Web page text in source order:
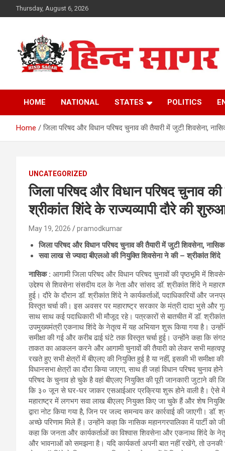
to
Thursday, August 6, 2026
Hind Sagar
HOME NATIONAL STATES POLITICS
Home जिला परिषद और विधान परिषद चुनाव की तैयारी में जुटी शिवसेना,
UNCATEGORIZED
जिला परिषद और विधान परिषद चुनाव
श्रीकांत शिंदे के राज्यव्यापी दौरे की
May 19, 2026 pramodkumar
जिला परिषद और विधान परिषद चुनाव की तैयारी में जुटी शिवसेना,
सवा लाख से ज्यादा बीएलओ की नियुक्ति शिवसेना ने की – श्रीकांत शिंदे
नासिक : आगामी जिला परिषद और विधान परिषद चुनावों की पृष्ठभूमि में
उद्देश्य से शिवसेना संसदीय दल के नेता और सांसद डॉ. श्रीकांत शिंदे ने
हुई। दौरे के दौरान डॉ. श्रीकांत शिंदे ने कार्यकर्ताओं, पदाधिकारियों और
विस्तृत चर्चा की। इस अवसर पर महाराष्ट्र सरकार के मंत्री दादा भुसे और
साथ साथ कई पदाधिकारी भी मौजूद रहे। पत्रकारों से बातचीत में डॉ.
उपमुख्यमंत्री एकनाथ शिंदे के नेतृत्व में यह अभियान शुरू किया गया है।
समीक्षा की गई और करीब ढाई घंटे तक विस्तृत चर्चा हुई। उन्होंने कहा कि
ताकत का आकलन करने और आगामी चुनावों की तैयारी को लेकर सभी
रखते हुए सभी क्षेत्रों में बीएलए की नियुक्ति हुई है या नहीं, इसकी भी
विधानसभा क्षेत्रों का दौरा किया जाएगा, साथ ही जहां विधान परिषद
परिषद के चुनाव हो चुके है वहां बीएलए नियुक्ति की पूरी जानकारी जुटाने की
कि ३० जून से घर-घर जाकर एसआईआर प्रक्रिया शुरू होने वाली है। ऐसे
महाराष्ट्र में लगभग सवा लाख बीएलए नियुक्त किए जा चुके हैं और शेष
द्वारा नोट किया गया है, जिन पर जल्द समन्वय कर कार्रवाई की जाएगी।
अच्छे परिणाम मिले हैं। उन्होंने कहा कि नासिक महानगरपालिका में पार्टी
कहा कि जनता और कार्यकर्ताओं का विश्वास शिवसेना और एकनाथ शिंदे के
और भावनाओं को समझना है। यदि कार्यकर्ता अपनी बात नहीं रखेंगे, तो